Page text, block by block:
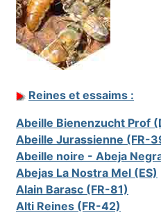
Reines et essaims :
Abeille Bienenzucht Prof
Abeille Jurassienne (FR-
Abeille noire - Abeja
Abejas La Nostra Mel (ES)
Alain Barasc (FR-81)
Alti Reines (FR-42)